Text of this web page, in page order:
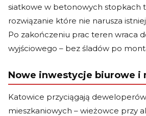
siatkowe w betonowych stopkach
rozwiązanie które nie narusza
Po zakończeniu prac teren wraca
wyjściowego – bez śladów po
Nowe inwestycje biurowe i
Katowice przyciągają
mieszkaniowych – wieżowce przy